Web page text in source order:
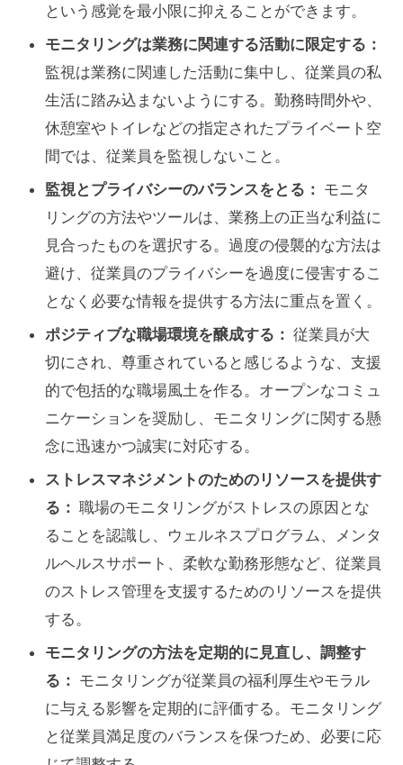
という感覚を最小限に抑えることができます。
モニタリングは業務に関連する活動に限定する：
監視は業務に関連した活動に集中し、従業員の私
生活に踏み込まないようにする。勤務時間外や、
休憩室やトイレなどの指定されたプライベート空
間では、従業員を監視しないこと。
監視とプライバシーのバランスをとる： モニタ
リングの方法やツールは、業務上の正当な利益に
見合ったものを選択する。過度の侵襲的な方法は
避け、従業員のプライバシーを過度に侵害するこ
となく必要な情報を提供する方法に重点を置く。
ポジティブな職場環境を醸成する： 従業員が大
切にされ、尊重されていると感じるような、支援
的で包括的な職場風土を作る。オープンなコミュ
ニケーションを奨励し、モニタリングに関する懸
念に迅速かつ誠実に対応する。
ストレスマネジメントのためのリソースを提供す
る： 職場のモニタリングがストレスの原因とな
ることを認識し、ウェルネスプログラム、メンタ
ルヘルスサポート、柔軟な勤務形態など、従業員
のストレス管理を支援するためのリソースを提供
する。
モニタリングの方法を定期的に見直し、調整す
る： モニタリングが従業員の福利厚生やモラル
に与える影響を定期的に評価する。モニタリング
と従業員満足度のバランスを保つため、必要に応